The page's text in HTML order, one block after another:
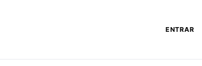
ENTRAR